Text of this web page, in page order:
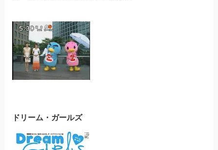
ドリーム・ガールズ